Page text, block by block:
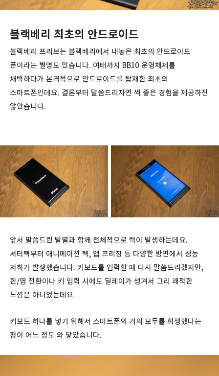
블랙베리 최초의 안드로이드
블랙베리 프리브는 블랙베리에서 내놓은 최초의 안드로이드
폰이라는 별명도 있습니다. 여태까지 BB10 운영체제를
채택하다가 본격적으로 안드로이드를 탑재한 최초의
스마트폰인데요. 결론부터 말씀드리자면 썩 좋은 경험을 제공하진
않았습니다.
앞서 말씀드린 발열과 함께 전체적으로 렉이 발생하는데요.
셔터렉부터 애니메이션 렉, 앱 프리징 등 다양한 방면에서 성능
저하가 발생했습니다. 키보드를 입력할 때 다시 말씀드리겠지만,
한/영 전환이나 키 입력 시에도 딜레이가 생겨서 그리 쾌적한
느낌은 아니었는데요.
키보드 하나를 넣기 위해서 스마트폰의 거의 모두를 희생했다는
평이 어느 정도 와 닿았습니다.